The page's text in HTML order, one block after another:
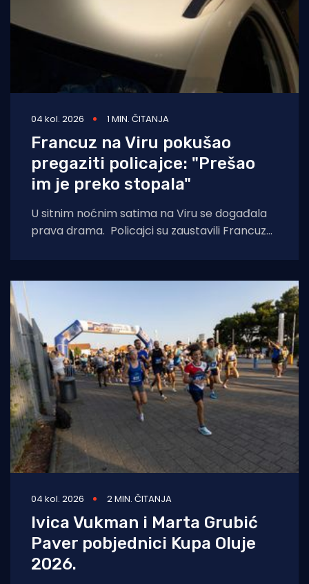
04 kol. 2026 1 MIN. ČITANJA
Francuz na Viru pokušao
pregaziti policajce: "Prešao
im je preko stopala"
U sitnim noćnim satima na Viru se događala
prava drama. Policajci su zaustavili Francuza
04 kol. 2026 2 MIN. ČITANJA
Ivica Vukman i Marta Grubić
Paver pobjednici Kupa Oluje
2026.